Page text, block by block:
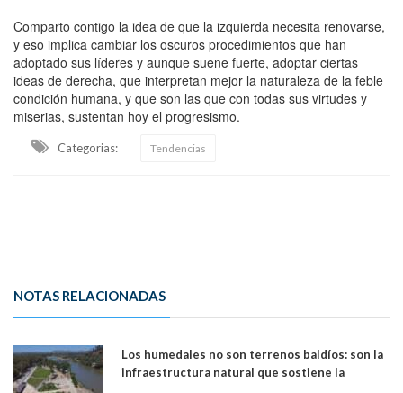
Comparto contigo la idea de que la izquierda necesita renovarse,
y eso implica cambiar los oscuros procedimientos que han
adoptado sus líderes y aunque suene fuerte, adoptar ciertas
ideas de derecha, que interpretan mejor la naturaleza de la feble
condición humana, y que son las que con todas sus virtudes y
miserias, sustentan hoy el progresismo.
Categorias: Tendencias
NOTAS RELACIONADAS
Los humedales no son terrenos baldíos: son la
infraestructura natural que sostiene la